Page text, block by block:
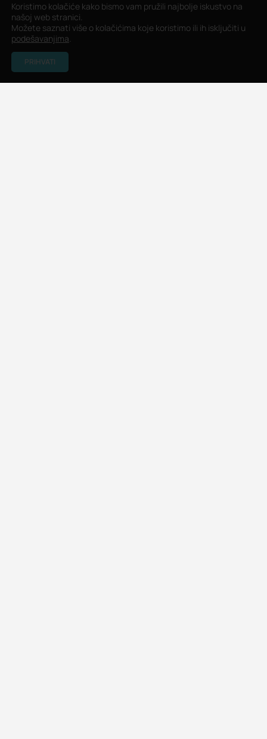
Koristimo kolačiće kako bismo vam pružili najbolje iskustvo na
našoj web stranici.
Možete saznati više o kolačićima koje koristimo ili ih isključiti u
podešavanjima.
PRIHVATI